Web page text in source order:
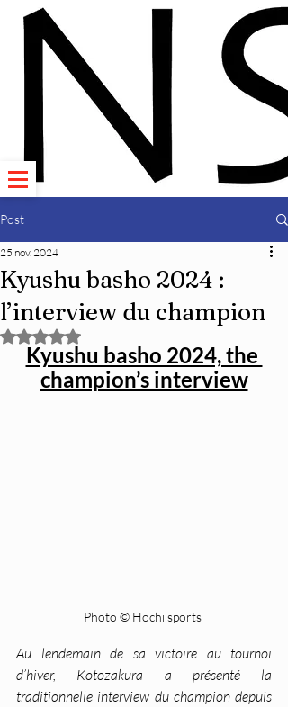
Post
Kyushu basho 2024 :
l’interview du champion
25 nov. 2024
Noté NaN étoiles sur 5.
Kyushu basho 2024, the
champion’s interview
Photo © Hochi sports
Au lendemain de sa victoire au tournoi
d’hiver, Kotozakura a présenté la
traditionnelle interview du champion depuis